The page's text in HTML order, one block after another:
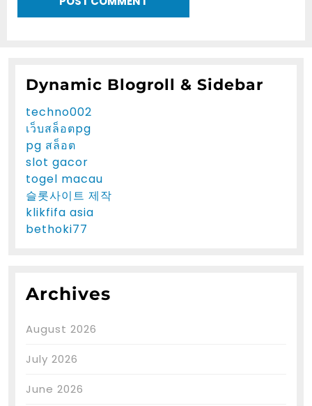
Dynamic Blogroll & Sidebar
techno002
เว็บสล็อตpg
pg สล็อต
slot gacor
togel macau
슬롯사이트 제작
klikfifa asia
bethoki77
Archives
August 2026
July 2026
June 2026